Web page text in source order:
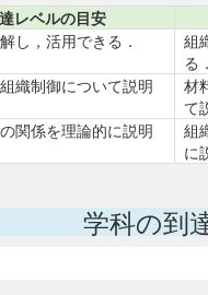
レベルの目安
し，活用できる．
組
る
織制御について説明
材
て
関係を理論的に説明
組
に
学科の到